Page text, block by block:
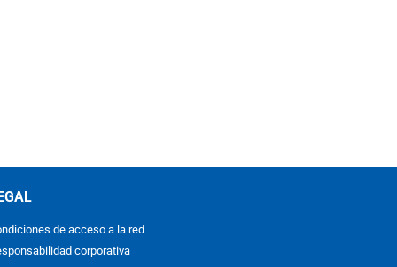
de acceso a la red
corporativa